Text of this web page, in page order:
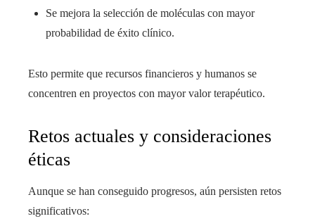
Se mejora la selección de moléculas con mayor
probabilidad de éxito clínico.
Esto permite que recursos financieros y humanos se
concentren en proyectos con mayor valor terapéutico.
Retos actuales y consideraciones
éticas
Aunque se han conseguido progresos, aún persisten retos
significativos: